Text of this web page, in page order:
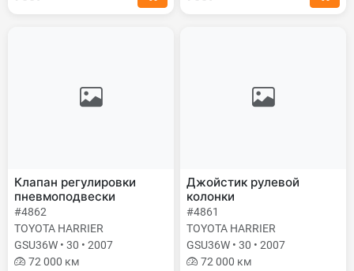
Клапан регулировки
пневмоподвески
#4862
TOYOTA HARRIER
GSU36W • 30 • 2007
72 000 км
Джойстик рулевой
колонки
#4861
TOYOTA HARRIER
GSU36W • 30 • 2007
72 000 км